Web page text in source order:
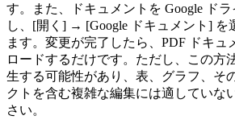
す。また、ドキュメントを Google ド
し、[開く] → [Google ドキュメント] を
ます。変更が完了したら、PDF ドキュ
ロードするだけです。ただし、この方
生する可能性があり、表、グラフ、そ
クトを含む複雑な編集には適していな
さい。